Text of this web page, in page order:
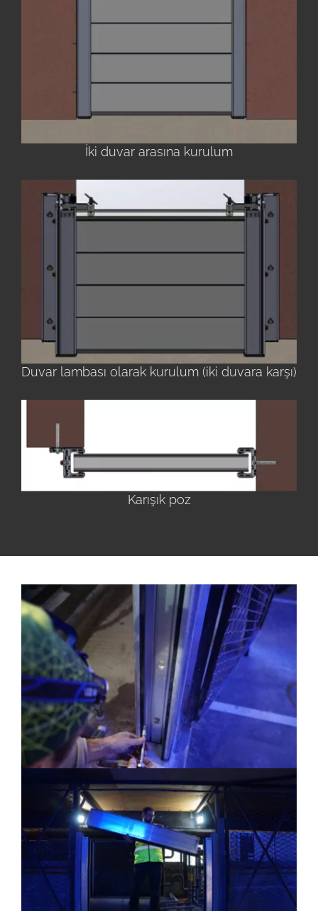
İki duvar arasına kurulum
Duvar lambası olarak kurulum (iki duvara karşı)
Karışık poz